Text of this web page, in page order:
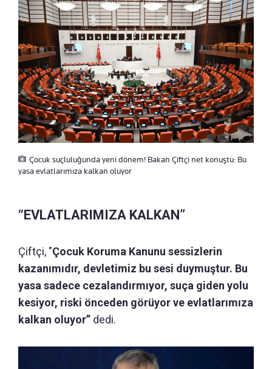
Çocuk suçluluğunda yeni dönem! Bakan Çiftçi net konuştu: Bu
yasa evlatlarımıza kalkan oluyor
“EVLATLARIMIZA KALKAN”
Çiftçi, "Çocuk Koruma Kanunu sessizlerin
kazanımıdır, devletimiz bu sesi duymuştur. Bu
yasa sadece cezalandırmıyor, suça giden yolu
kesiyor, riski önceden görüyor ve evlatlarımıza
kalkan oluyor” dedi.